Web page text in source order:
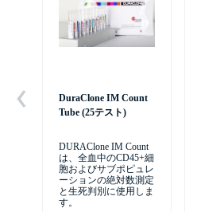
DuraClone IM Count
Tube (25テスト)
DURAClone IM Count
は、全血中のCD45+細
胞およびサブポピュレ
ーションの絶対数測定
と生死判別に使用しま
す。